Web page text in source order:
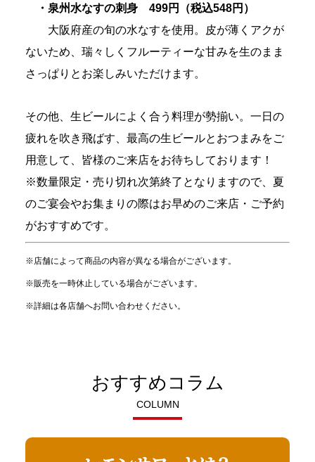
・泉州水なすの刺身
499円（税込548円）
大阪府産の旬の水なすを使用。皮が薄くアクが
ないため、瑞々しくフルーティーな甘みを生のまま
さっぱりとお楽しみいただけます。
その他、生ビールによく合う料理が勢揃い。一日の
疲れを吹き飛ばす、最高の生ビールとおつまみをご
用意して、皆様のご来店をお待ちしております！
※数量限定・売り切れ次第終了となりますので、夏
のご宴会やお集まりの際はお早めのご来店・ご予約
がおすすめです。
※店舗によって商品の内容が異なる場合がございます。
※販売を一時休止している場合がございます。
※詳細は各店舗へお問い合わせください。
おすすめコラム
COLUMN